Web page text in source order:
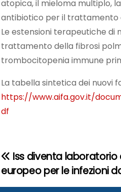
atopica, il mieloma multiplo,
antibiotico per il trattamento
Le estensioni terapeutiche di
trattamento della fibrosi
trombocitopenia immune
La tabella sintetica dei nuovi
https://www.aifa.gov.it/
df
N
a
Iss diventa laboratorio
europeo per le infezioni